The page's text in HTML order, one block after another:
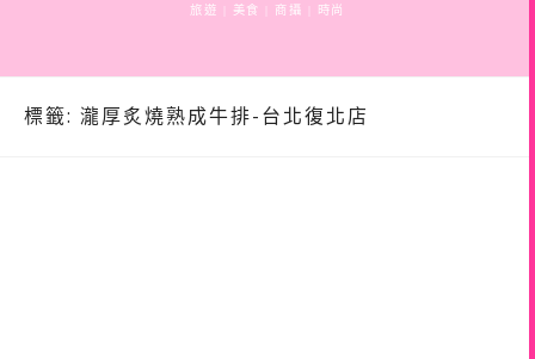
旅遊 | 美食 | 商攝 | 時尚
標籤: 瀧厚炙燒熟成牛排-台北復北店